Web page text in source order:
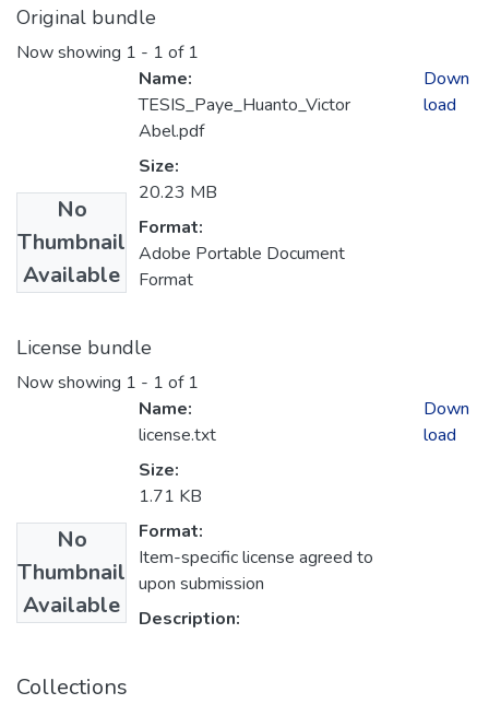
Original bundle
Now showing 1 - 1 of 1
No
Thumbnail
Available
Name:
TESIS_Paye_Huanto_Victor
Abel.pdf
Size:
20.23 MB
Format:
Adobe Portable Document
Format
Down
load
License bundle
Now showing 1 - 1 of 1
No
Thumbnail
Available
Name:
license.txt
Size:
1.71 KB
Format:
Item-specific license agreed to
upon submission
Description:
Down
load
Collections